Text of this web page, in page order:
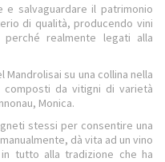
e salvaguardare il patrimonio
di qualità, producendo vini
realmente legati alla
su una collina nella
composti da vitigni di varietà
Monica.
stessi per consentire una
dà vita ad un vino
tutto alla tradizione che ha